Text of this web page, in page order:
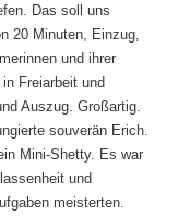
Das soll uns
20 Minuten, Einzug,
und ihrer
Freiarbeit und
Auszug. Großartig.
souverän Erich.
Mini-Shetty. Es war
und
meisterten.